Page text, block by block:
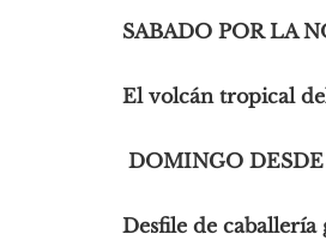
SABADO POR LA
El volcán tropical
DOMINGO
Desfile de caballería